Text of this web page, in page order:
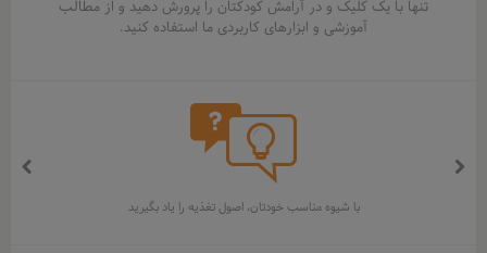
تنها با یک کلیک و در آرامش کودکتان را پرورش دهيد و از مطالب
آموزشی و ابزارهای کاربردی ما استفاده کنید.
با شیوه مناسب خودتان، اصول تغذیه را یاد بگیرید